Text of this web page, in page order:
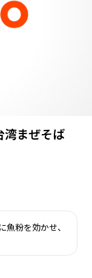
湾まぜそば
粉を効かせ、